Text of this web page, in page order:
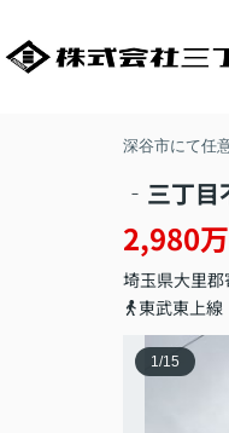
深谷市にて任
‐三丁
2,980
埼玉県大里
東武東上
1/15